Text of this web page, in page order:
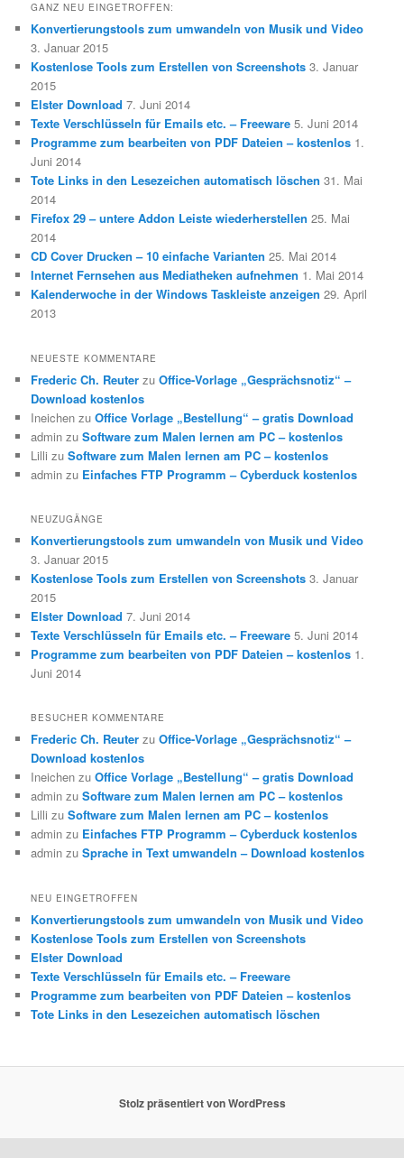
GANZ NEU EINGETROFFEN:
Konvertierungstools zum umwandeln von Musik und Video
3. Januar 2015
Kostenlose Tools zum Erstellen von Screenshots 3. Januar
2015
Elster Download 7. Juni 2014
Texte Verschlüsseln für Emails etc. – Freeware 5. Juni 2014
Programme zum bearbeiten von PDF Dateien – kostenlos 1.
Juni 2014
Tote Links in den Lesezeichen automatisch löschen 31. Mai
2014
Firefox 29 – untere Addon Leiste wiederherstellen 25. Mai
2014
CD Cover Drucken – 10 einfache Varianten 25. Mai 2014
Internet Fernsehen aus Mediatheken aufnehmen 1. Mai 2014
Kalenderwoche in der Windows Taskleiste anzeigen 29. April
2013
NEUESTE KOMMENTARE
Frederic Ch. Reuter zuOffice-Vorlage „Gesprächsnotiz“ –
Download kostenlos
Ineichen zuOffice Vorlage „Bestellung“ – gratis Download
admin zuSoftware zum Malen lernen am PC – kostenlos
Lilli zuSoftware zum Malen lernen am PC – kostenlos
admin zu Einfaches FTP Programm – Cyberduck kostenlos
NEUZUGÄNGE
Konvertierungstools zum umwandeln von Musik und Video
3. Januar 2015
Kostenlose Tools zum Erstellen von Screenshots 3. Januar
2015
Elster Download 7. Juni 2014
Texte Verschlüsseln für Emails etc. – Freeware 5. Juni 2014
Programme zum bearbeiten von PDF Dateien – kostenlos 1.
Juni 2014
BESUCHER KOMMENTARE
Frederic Ch. Reuter zuOffice-Vorlage „Gesprächsnotiz“ –
Download kostenlos
Ineichen zuOffice Vorlage „Bestellung“ – gratis Download
admin zuSoftware zum Malen lernen am PC – kostenlos
Lilli zuSoftware zum Malen lernen am PC – kostenlos
admin zu Einfaches FTP Programm – Cyberduck kostenlos
admin zuSprache in Text umwandeln – Download kostenlos
NEU EINGETROFFEN
Konvertierungstools zum umwandeln von Musik und Video
Kostenlose Tools zum Erstellen von Screenshots
Elster Download
Texte Verschlüsseln für Emails etc. – Freeware
Programme zum bearbeiten von PDF Dateien – kostenlos
Tote Links in den Lesezeichen automatisch löschen
Stolz präsentiert von WordPress